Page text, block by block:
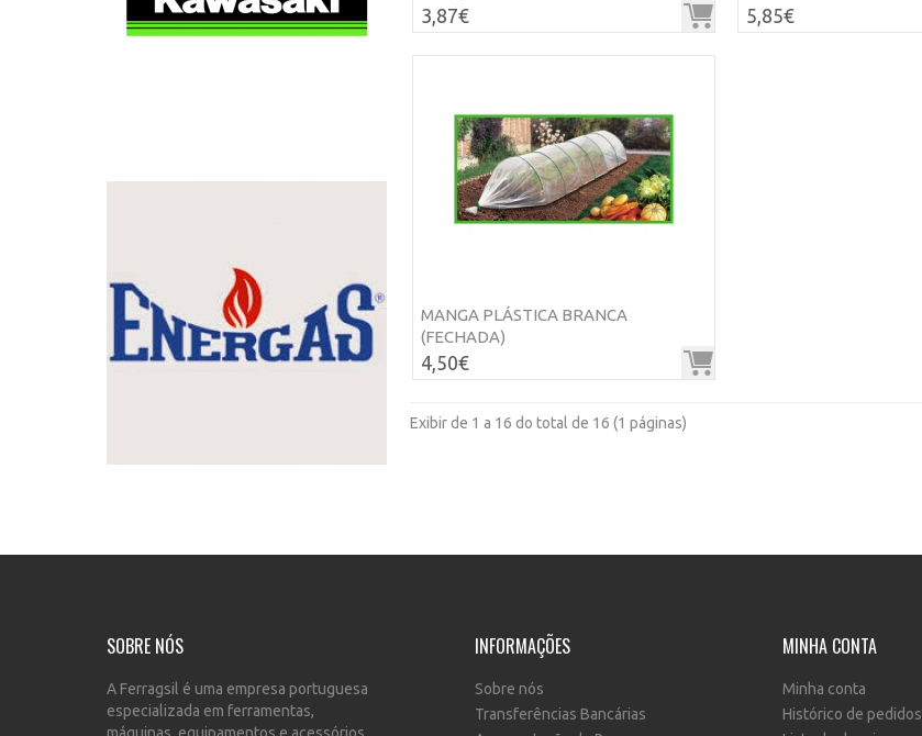
3,87€ 5,85€
MANGA PLÁSTICA BRANCA
(FECHADA)
4,50€
Exibir de 1 a 16 do total de 16 (1 páginas)
SOBRE NÓS
A Ferragsil é uma empresa portuguesa
especializada em ferramentas,
INFORMAÇÕES
Sobre nós
Transferências Bancárias
MINHA CONTA
Minha conta
Histórico de pedidos